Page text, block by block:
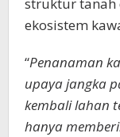
struktur tanah
ekosistem
“Penanaman
upaya jangka
kembali lahan
hanya